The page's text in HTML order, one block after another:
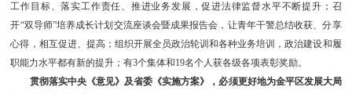
工作目标、落实工作责任、推进业务发展，促进法律监督水平不断提升；召
开“双导师”培养成长计划交流座谈会暨成果报告会，让青年干警总结收获、分享
心得，相互促进、提高；组织开展全员政治轮训和各种业务培训，政治建设和履
职能力水平都有新的提升；有3个集体和19名个人获各级各项表彰奖励。
贯彻落实中央《意见》及省委《实施方案》，必须更好地为金平区发展大局